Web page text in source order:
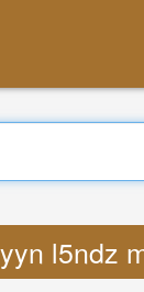
l5ndz